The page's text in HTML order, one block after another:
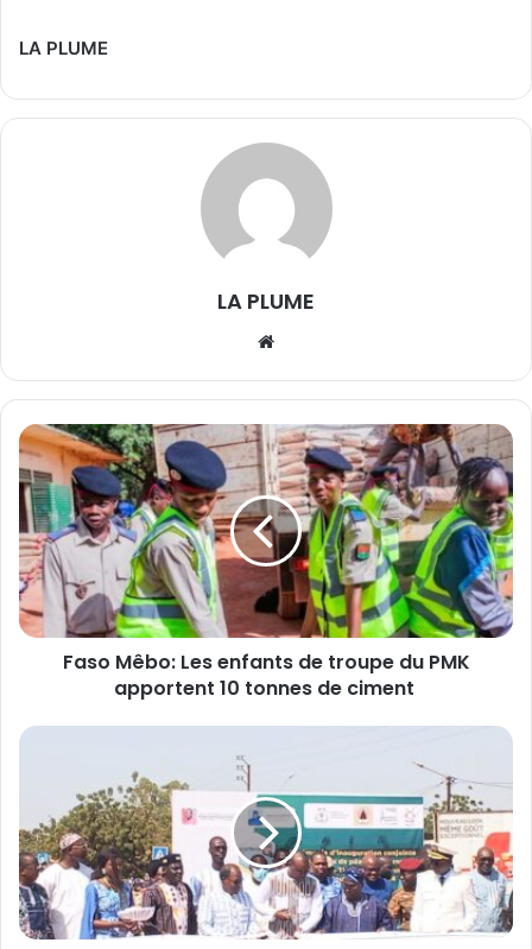
LA PLUME
LA PLUME
te
F
a
s
o
M
ê
b
o
:
e
n
t
s
d
e
Faso Mêbo: Les enfants de troupe du PMK
apportent 10 tonnes de ciment
B
i
n
a
/
I